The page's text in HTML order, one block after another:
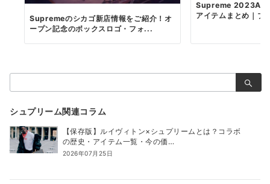
Supremeのシカゴ新店情報をご紹介！オ
ープン記念のボックスロゴ・フォ...
Supreme 2023AW
アイテムまとめ｜ブ
シュプリーム関連コラム
【保存版】ルイヴィトン×シュプリームとは？コラボ
の歴史・アイテム一覧・今の価…
2026年07月25日